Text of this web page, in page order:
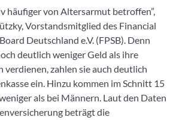
häufiger von Altersarmut betroffen”,
Vorstandsmitglied des Financial
Deutschland e.V. (FPSB). Denn
deutlich weniger Geld als ihre
verdienen, zahlen sie auch deutlich
ein. Hinzu kommen im Schnitt 15
als bei Männern. Laut den Daten
beträgt die